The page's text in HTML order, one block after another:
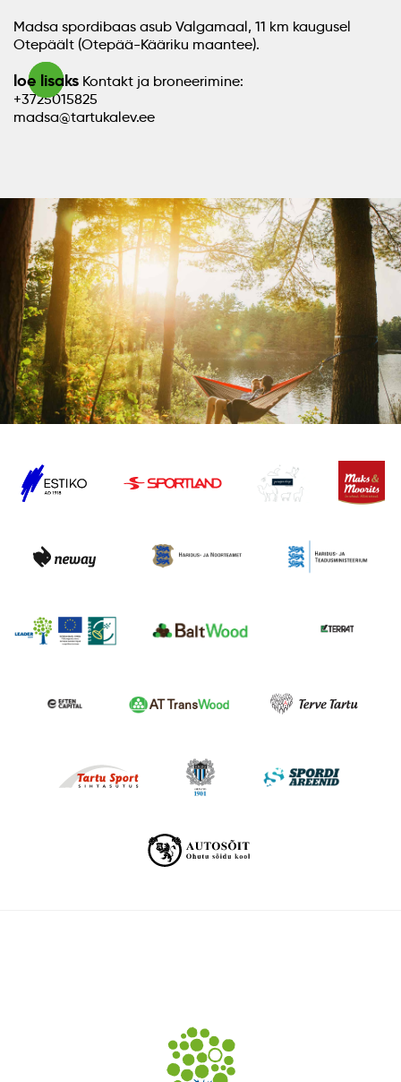
Madsa spordibaas asub Valgamaal, 11 km kaugusel
Otepäält (Otepää-Kääriku maantee).
loe lisaks Kontakt ja broneerimine:
+3725015825
madsa@tartukalev.ee